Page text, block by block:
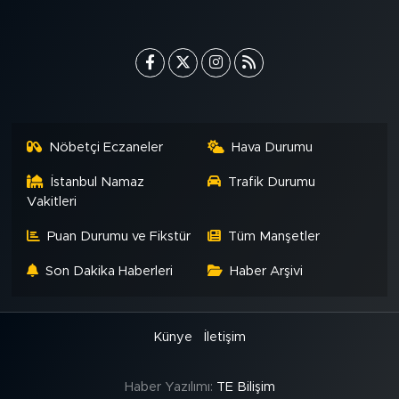
Nöbetçi Eczaneler Hava Durumu
İstanbul Namaz
Vakitleri
Trafik Durumu
Puan Durumu ve Fikstür Tüm Manşetler
Son Dakika Haberleri Haber Arşivi
Künye İletişim
Haber Yazılımı: TE Bilişim
FOTO GALERİ
ALINTI YAZARLAR
SOSYAL MEDYA